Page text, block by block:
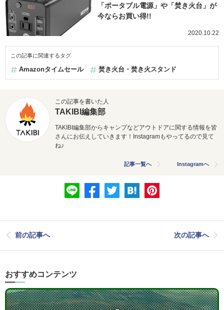
「ポータブル電源」や「焚き火台」が
今ならお買い得!!
2020.10.22
この記事に関連するタグ
Amazonタイムセール 焚き火台・焚き火スタンド
この記事を書いた人
TAKIBI編集部
TAKIBI編集部からキャンプなどアウトドアに関する情報を皆
さんにお伝えしていきます！Instagramもやってるので見て
ね♪
記事一覧へ Instagramへ
前の記事へ 次の記事へ
おすすめコンテンツ